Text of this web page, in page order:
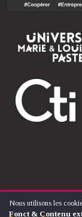
UTILISATION
Nous utilisons les
Fonct & Contenu